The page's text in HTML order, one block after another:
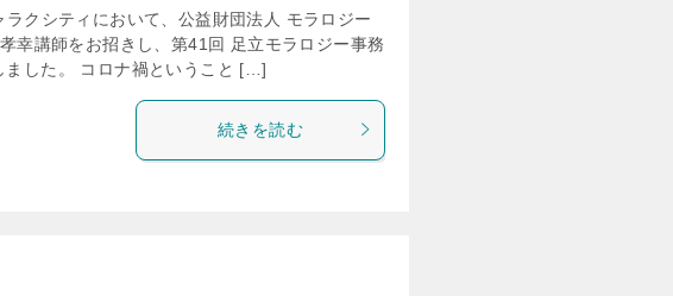
クシティにおいて、公益財団法人 モラロジー
幸講師をお招きし、第41回 足立モラロジー事務
ました。 コロナ禍ということ […]
続きを読む